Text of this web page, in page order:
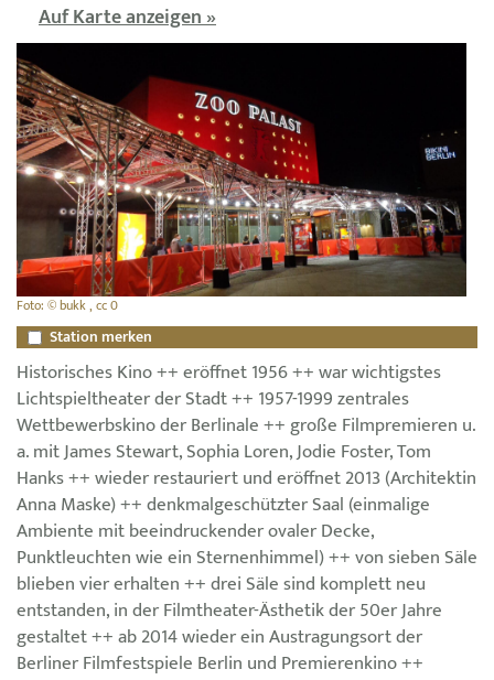
Auf Karte anzeigen »
Foto: © bukk , cc 0
Station merken
Historisches Kino ++ eröffnet 1956 ++ war wichtigstes
Lichtspieltheater der Stadt ++ 1957-1999 zentrales
Wettbewerbskino der Berlinale ++ große Filmpremieren u.
a. mit James Stewart, Sophia Loren, Jodie Foster, Tom
Hanks ++ wieder restauriert und eröffnet 2013 (Architektin
Anna Maske) ++ denkmalgeschützter Saal (einmalige
Ambiente mit beeindruckender ovaler Decke,
Punktleuchten wie ein Sternenhimmel) ++ von sieben Säle
blieben vier erhalten ++ drei Säle sind komplett neu
entstanden, in der Filmtheater-Ästhetik der 50er Jahre
gestaltet ++ ab 2014 wieder ein Austragungsort der
Berliner Filmfestspiele Berlin und Premierenkino ++